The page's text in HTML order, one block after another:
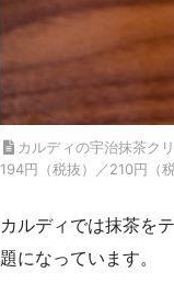
カルディの宇治抹茶ク
194円（税抜）／210円（税
カルディでは抹茶を
題になっています。